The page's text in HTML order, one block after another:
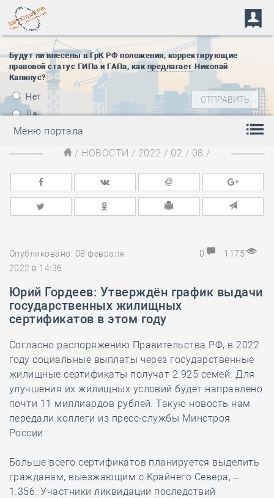
Будут ли внесены в ГрК РФ положения, корректирующие
правовой статус ГИПа и ГАПа, как предлагает Николай
Капинус?
Нет
Да
Меню портала
/ НОВОСТИ / 2022 / 02 / 08 /
Опубликовано: 08 февраля
2022 в 14:36
0 1175
Юрий Гордеев: Утверждён график выдачи
государственных жилищных
сертификатов в этом году
Согласно распоряжению Правительства РФ, в 2022
году социальные выплаты через государственные
жилищные сертификаты получат 2.925 семей. Для
улучшения их жилищных условий будет направлено
почти 11 миллиардов рублей. Такую новость нам
передали коллеги из пресс-службы Минстроя
России.
Больше всего сертификатов планируется выделить
гражданам, выезжающим с Крайнего Севера, –
1.356. Участники ликвидации последствий